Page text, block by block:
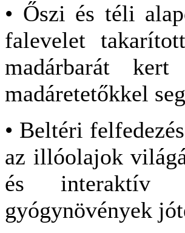
• Őszi és téli
falevelet
madárbarát
madáretetőkkel
• Beltéri
az illóolajok
és interaktív
gyógynövények